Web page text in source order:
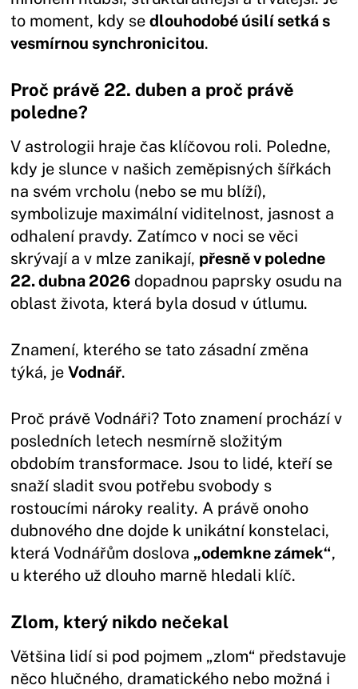
to moment, kdy sedlouhodobé úsilí setká s
vesmírnou synchronicitou.
Proč právě 22. duben a proč právě
poledne?
V astrologii hraje čas klíčovou roli. Poledne,
kdy je slunce v našich zeměpisných šířkách
na svém vrcholu (nebo se mu blíží),
symbolizuje maximální viditelnost, jasnost a
odhalení pravdy. Zatímco v noci se věci
skrývají a v mlze zanikají, přesně v poledne
22. dubna 2026 dopadnou paprsky osudu na
oblast života, která byla dosud v útlumu.
Znamení, kterého se tato zásadní změna
týká, jeVodnář.
Proč právě Vodnáři? Toto znamení prochází v
posledních letech nesmírně složitým
obdobím transformace. Jsou to lidé, kteří se
snaží sladit svou potřebu svobody s
rostoucími nároky reality. A právě onoho
dubnového dne dojde k unikátní konstelaci,
která Vodnářům doslova „odemkne zámek“,
u kterého už dlouho marně hledali klíč.
Zlom, který nikdo nečekal
Většina lidí si pod pojmem „zlom“ představuje
něco hlučného, dramatického nebo možná i